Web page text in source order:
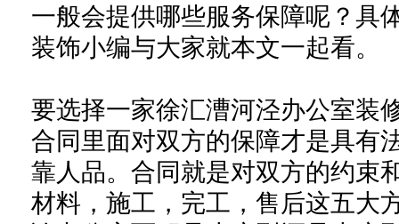
一般会提供哪些服务保障呢？具
装饰小编与大家就本文一起看。
要选择一家徐汇漕河泾办公室装
合同里面对双方的保障才是具有
靠人品。合同就是对双方的约束
材料，施工， 完工 ，售后这五大